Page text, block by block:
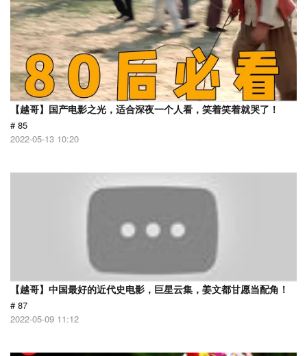
【越哥】国产电影之光，适合深夜一个人看，笑着笑着就哭了！
# 85
2022-05-13 10:20
【越哥】中国最好的近代史电影，巨星云集，姜文都甘愿当配角！
# 87
2022-05-09 11:12